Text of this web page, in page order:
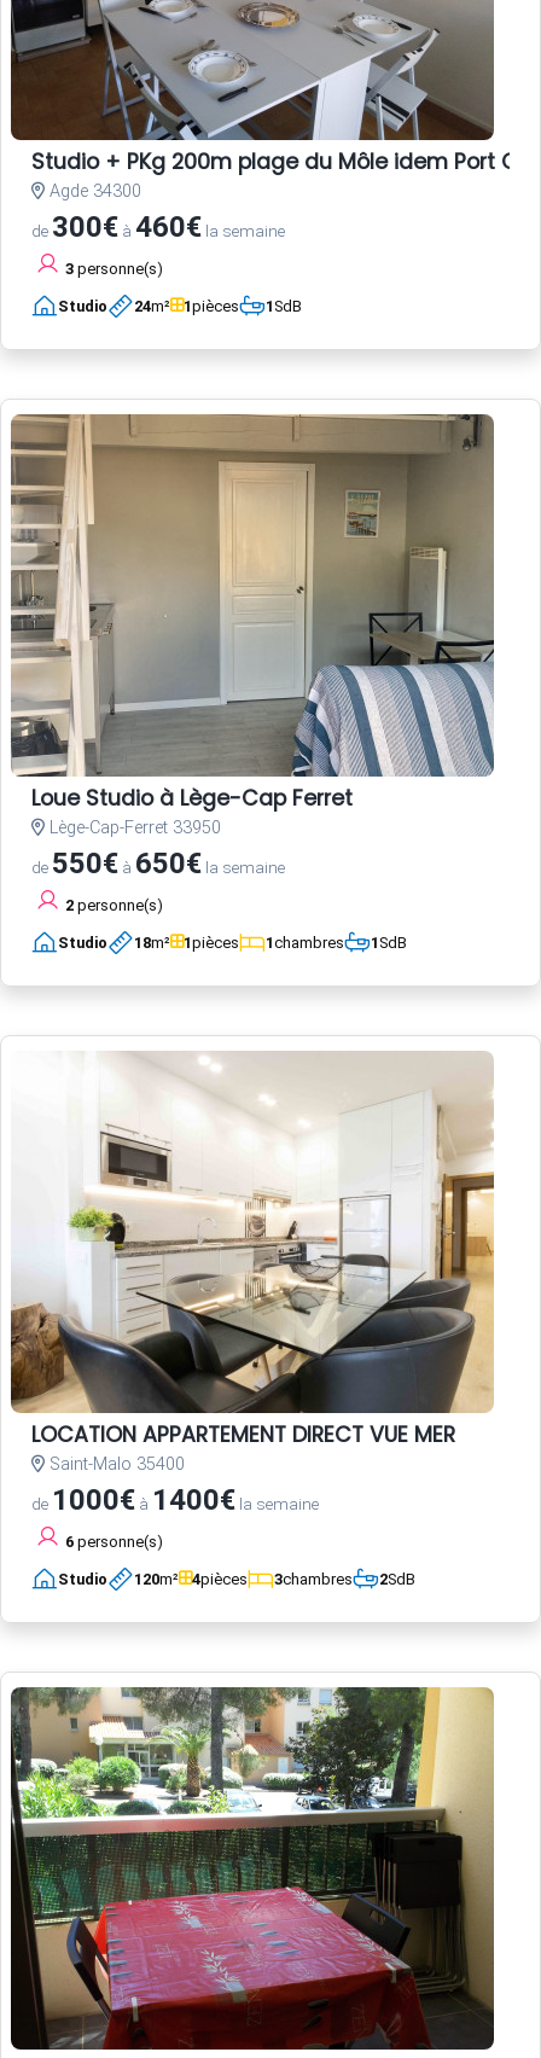
Studio + PKg 200m plage du Môle idem Port
Agde 34300
de 300€ à 460€ la semaine
3 personne(s)
Studio 24m² 1pièces 1SdB
Loue Studio à Lège-Cap Ferret
Lège-Cap-Ferret 33950
de 550€ à 650€ la semaine
2 personne(s)
Studio 18m² 1pièces 1chambres 1SdB
LOCATION APPARTEMENT DIRECT VUE MER
Saint-Malo 35400
de 1000€ à 1400€ la semaine
6 personne(s)
Studio 120m² 4pièces 3chambres 2SdB